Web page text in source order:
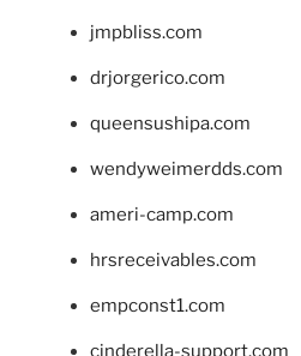
jmpbliss.com
drjorgerico.com
queensushipa.com
wendyweimerdds.com
ameri-camp.com
hrsreceivables.com
empconst1.com
cinderella-support.com